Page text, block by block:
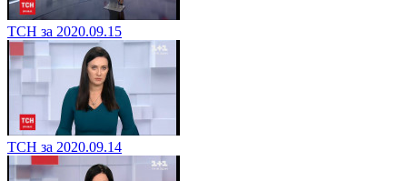
ТСН за 2020.09.15
ТСН за 2020.09.14